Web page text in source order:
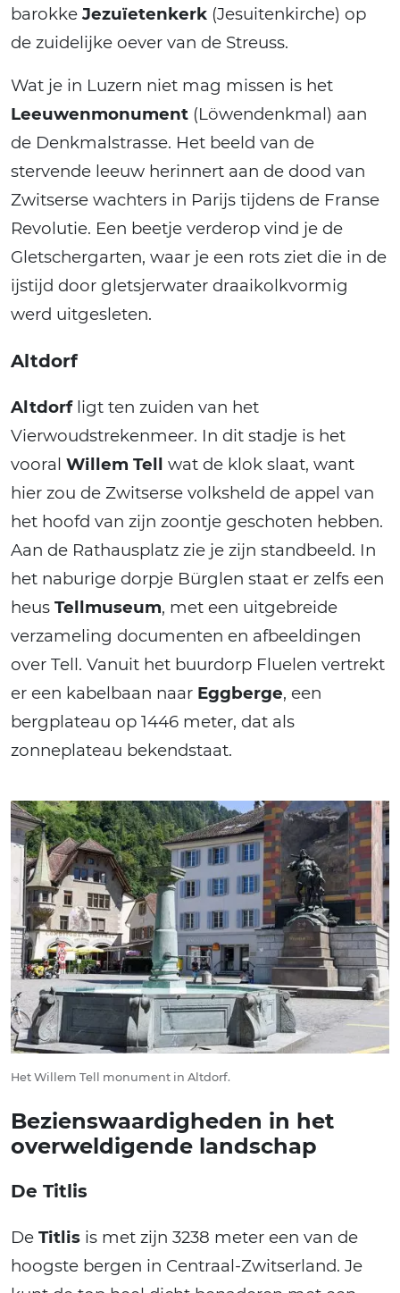
barokke Jezuïetenkerk (Jesuitenkirche) op
de zuidelijke oever van de Streuss.
Wat je in Luzern niet mag missen is het
Leeuwenmonument (Löwendenkmal) aan
de Denkmalstrasse. Het beeld van de
stervende leeuw herinnert aan de dood van
Zwitserse wachters in Parijs tijdens de Franse
Revolutie. Een beetje verderop vind je de
Gletschergarten, waar je een rots ziet die in de
ijstijd door gletsjerwater draaikolkvormig
werd uitgesleten.
Altdorf
Altdorfligt ten zuiden van het
Vierwoudstrekenmeer. In dit stadje is het
vooral Willem Tell wat de klok slaat, want
hier zou de Zwitserse volksheld de appel van
het hoofd van zijn zoontje geschoten hebben.
Aan de Rathausplatz zie je zijn standbeeld. In
het naburige dorpje Bürglen staat er zelfs een
heus Tellmuseum, met een uitgebreide
verzameling documenten en afbeeldingen
over Tell. Vanuit het buurdorp Fluelen vertrekt
er een kabelbaan naar Eggberge, een
bergplateau op 1446 meter, dat als
zonneplateau bekendstaat.
Het Willem Tell monument in Altdorf.
Bezienswaardigheden in het
overweldigende landschap
De Titlis
De Titlis is met zijn 3238 meter een van de
hoogste bergen in Centraal-Zwitserland. Je